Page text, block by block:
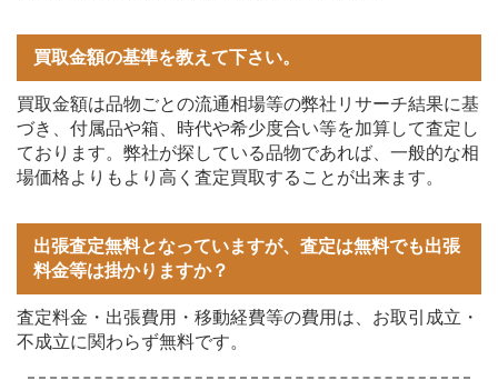
買取金額の基準を教えて下さい。
買取金額は品物ごとの流通相場等の弊社リサーチ結果に基
づき、付属品や箱、時代や希少度合い等を加算して査定し
ております。弊社が探している品物であれば、一般的な相
場価格よりもより高く査定買取することが出来ます。
出張査定無料となっていますが、査定は無料でも出張
料金等は掛かりますか？
査定料金・出張費用・移動経費等の費用は、お取引成立・
不成立に関わらず無料です。